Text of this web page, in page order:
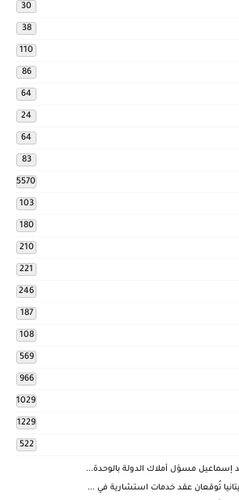
30
38
110
86
64
24
64
83
5570
103
180
210
221
246
187
108
569
966
1029
1229
522
إسماعيل مسؤل أملاك الدولة بالوحدة...
تُوقعان عقد خدمات استشارية في ...